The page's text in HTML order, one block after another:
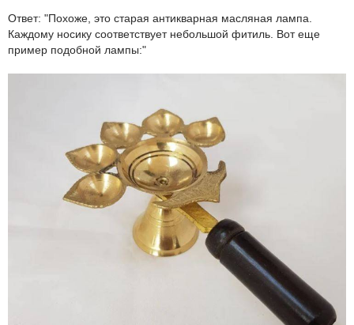
Ответ: "Похоже, это старая антикварная масляная лампа.
Каждому носику соответствует небольшой фитиль. Вот еще
пример подобной лампы:"